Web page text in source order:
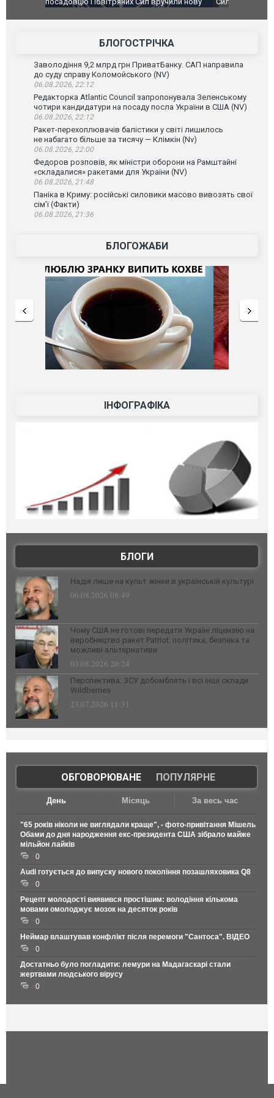
атаку. ВІДЕО
БЛОГОСТРІЧКА
Заволодіння 9,2 млрд грн ПриватБанку. САП направила
до суду справу Коломойського (NV)
06.08.2026, 22:12
Редакторка Atlantic Council запропонувала Зеленському
чотири кандидатури на посаду посла України в США (NV)
06.08.2026, 22:12
Ракет-перехоплювачів балістики у світі лишилось
не набагато більше за тисячу — Клімкін (Nv)
06.08.2026, 22:00
Федоров розповів, як міністри оборони на Рамштайні
«складалися» ракетами для України (NV)
06.08.2026, 21:48
Паніка в Криму: російські силовики масово вивозять свої
сім’ї (Факти)
06.08.2026, 21:36
БЛОГОЖАБИ
ІНФОГРАФІКА
БЛОГИ
Надія лише на культ жінки в українській культурі
06.08.2026 08:49
Чому США не готові передати Україні ліцензію на
виробництво ракет Patriot: політика, безпека та
можливі альтернативи
03.08.2026 20:24
Перспектива: ЗСУ добомблять і всі інші склади
Wildberries
23.07.2026 11:31
ОБГОВОРЮВАНЕ| ПОПУЛЯРНЕ
День Місяць За весь час
"65 років ніколи не виглядали краще", - фото-привітання Мішель
Обами до дня народження екс-президента США зібрало майже
мільйон лайків
0
Audi готується до випуску нового покоління позашляховика Q8
0
Рецепт молодості виявився простішим: володіння кількома
мовами омолоджує мозок на десяток років
0
Неймар влаштував конфлікт після перемоги "Сантоса". ВІДЕО
0
Достатньо було погладити: лемури на Мадагаскарі стали
жертвами людського вірусу
0